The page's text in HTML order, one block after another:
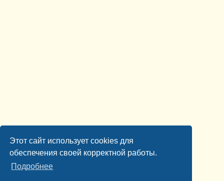
Этот сайт использует cookies для
обеспечения своей корректной работы.
Подробнее